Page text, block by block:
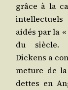
grâce à la
aidés par la
du siècle.
Dickens a
me­ture de
dettes en